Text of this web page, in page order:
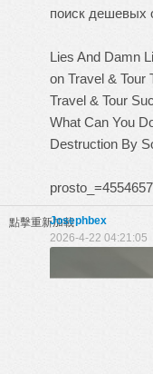
поиск дешевых
Lies And Damn
on Travel & Tour
Travel & Tour
What Can You
Destruction By
點擊重新加載Josephbex
2026-4-22 04:21:05